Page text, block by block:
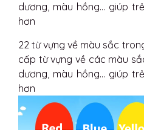
dương, màu hồng... giúp
hơn
22 từ vựng về màu sắc
cấp từ vựng về các màu
dương, màu hồng... giúp
hơn